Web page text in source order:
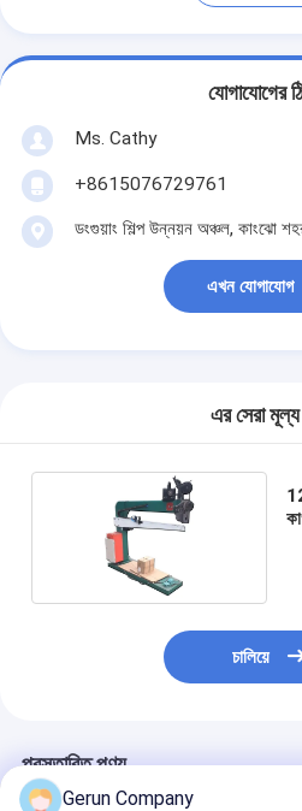
যোগাযোগের
Ms. Cathy
+8615076729761
ডংগুয়াং শিল্প উন্নয়ন অঞ্চল, কাংঝো
এখন যোগাযোগ
এর সেরা
চালিয়ে
প্রস্তাবিত পণ্য
Gerun Company